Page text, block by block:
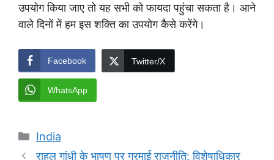
उपयोग किया जाए तो यह सभी को फायदा पहुंचा सकता है। आने
वाले दिनों में हम इस शक्ति का उपयोग कैसे करेंगे।
Facebook Twitter/X
WhatsApp
Categories
India
राहुल गांधी के भाषण पर गरमाई राजनीति: विशेषाधिकार